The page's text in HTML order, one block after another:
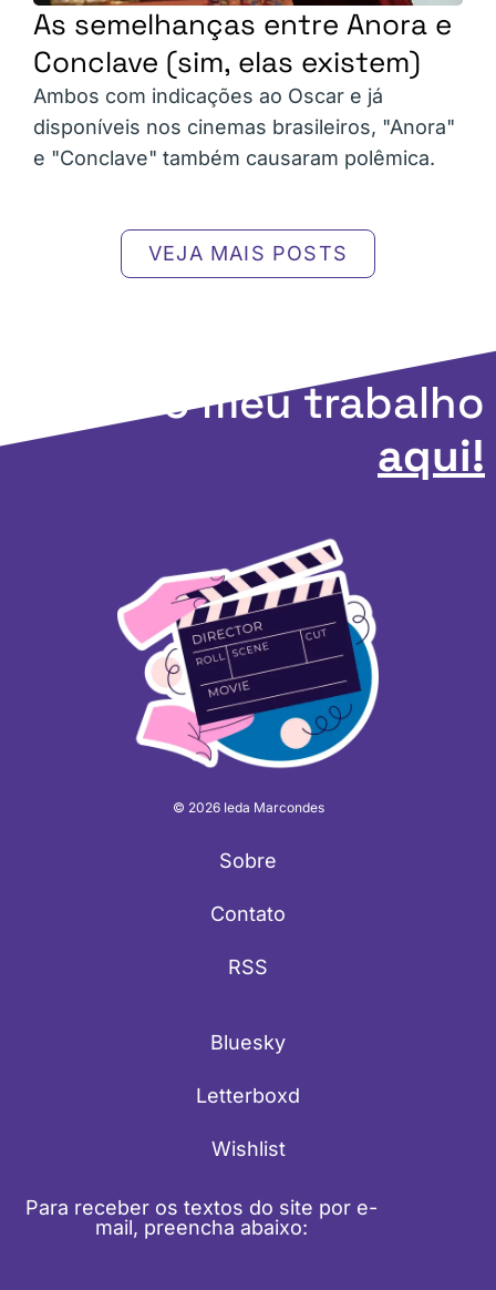
As semelhanças entre Anora e
Conclave (sim, elas existem)
Ambos com indicações ao Oscar e já
disponíveis nos cinemas brasileiros, "Anora"
e "Conclave" também causaram polêmica.
VEJA MAIS POSTS
Apoie o meu trabalho
aqui!
© 2026 Ieda Marcondes
Sobre
Contato
RSS
Bluesky
Letterboxd
Wishlist
Para receber os textos do site por e-
mail, preencha abaixo: